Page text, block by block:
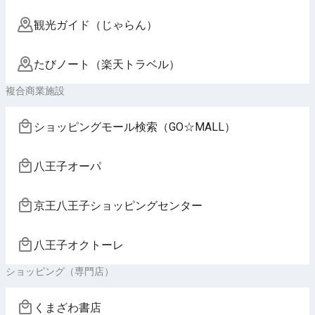
観光ガイド（じゃらん）
たびノート（楽天トラベル）
複合商業施設
ショッピングモール検索（GO☆MALL）
八王子オーパ
京王八王子ショッピングセンター
八王子オクトーレ
ショッピング（専門店）
くまざわ書店